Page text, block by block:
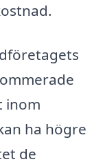
inom
ha högre
de